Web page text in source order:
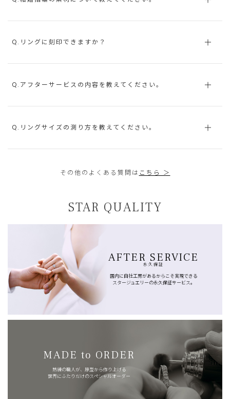
Q.リングに刻印できますか？
Q.アフターサービスの内容を教えてください。
Q.リングサイズの測り方を教えてください。
その他のよくある質問は こちら ＞
STAR QUALITY
AFTER SERVICE
永久保証
国内に自社工房があるからこそ実現できる
スタージュエリーの永久保証サービス。
MADE to ORDER
熟練の職人が、原型から作り上げる
世界にふたりだけのスペシャルオーダー